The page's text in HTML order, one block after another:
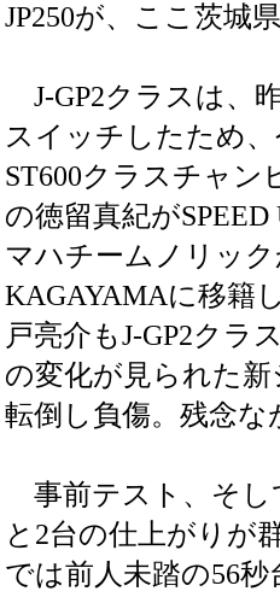
JP250が、ここ茨城
J-GP2クラスは、
スイッチしたため
ST600クラスチャン
の徳留真紀が
マハチームノリッ
KAGAYAMAに移籍
戸亮介もJ-GP2ク
の変化が見られた
転倒し負傷。残念
事前テスト、そし
と2台の仕上がりが
では前人未踏の56